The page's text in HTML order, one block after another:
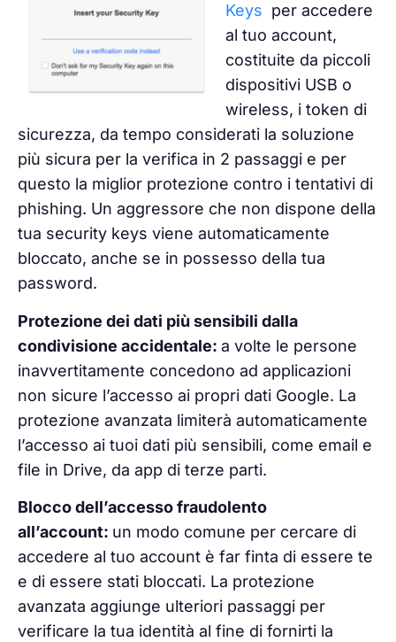
Keys per accedere
al tuo account,
costituite da piccoli
dispositivi USB o
wireless, i token di
sicurezza, da tempo considerati la soluzione
più sicura per la verifica in 2 passaggi e per
questo la miglior protezione contro i tentativi di
phishing. Un aggressore che non dispone della
tua security keys viene automaticamente
bloccato, anche se in possesso della tua
password.
Protezione dei dati più sensibili dalla
condivisione accidentale: a volte le persone
inavvertitamente concedono ad applicazioni
non sicure l’accesso ai propri dati Google. La
protezione avanzata limiterà automaticamente
l’accesso ai tuoi dati più sensibili, come email e
file in Drive, da app di terze parti.
Blocco dell’accesso fraudolento
all’account: un modo comune per cercare di
accedere al tuo account è far finta di essere te
e di essere stati bloccati. La protezione
avanzata aggiunge ulteriori passaggi per
verificare la tua identità al fine di fornirti la